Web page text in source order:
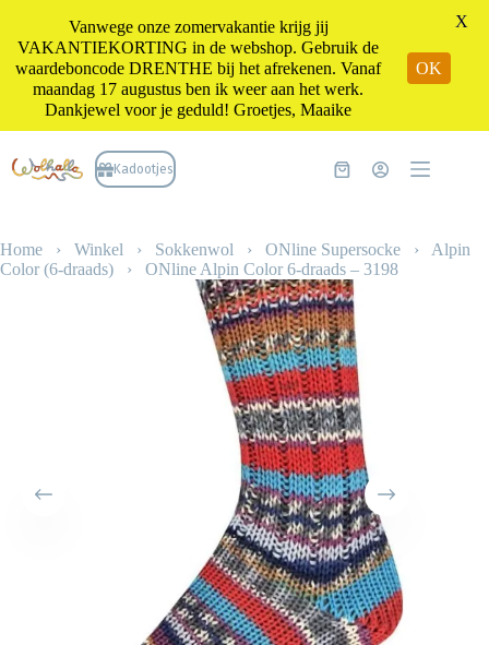
naar
de
Kadootjes Winkelwagen
Home › Winkel › Sokkenwol › ONline Supersocke › Alpin
Color (6-draads) › ONline Alpin Color 6-draads – 3198
Vanwege onze zomervakantie krijg jij
VAKANTIEKORTING in de webshop. Gebruik de
waardeboncode DRENTHE bij het afrekenen. Vanaf
maandag 17 augustus ben ik weer aan het werk.
Dankjewel voor je geduld! Groetjes, Maaike
OK
X